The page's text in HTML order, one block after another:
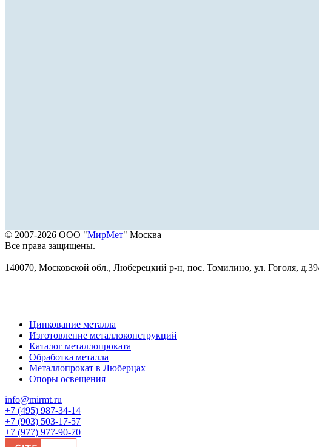
© 2007-2026 ООО "МирМет" Москва
Все права защищены.
140070, Московской обл., Люберецкий р-н, пос. Томилино, ул. Гоголя,
Цинкование металла
Изготовление металлоконструкций
Каталог металлопроката
Обработка металла
Металлопрокат в Люберцах
Опоры освещения
info@mirmt.ru
+7 (495) 987-34-14
+7 (903) 503-17-57
+7 (977) 977-90-70